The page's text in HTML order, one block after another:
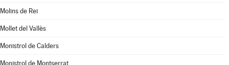
Molins de Rei
Mollet del Vallès
Monistrol de Calders
Monistrol de Montserrat